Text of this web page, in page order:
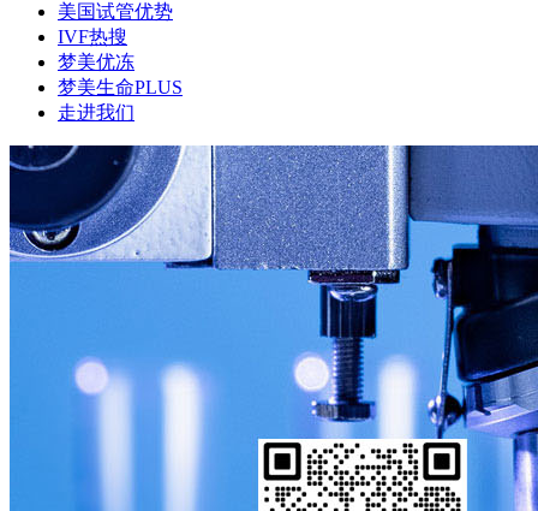
美国试管优势
IVF热搜
梦美优冻
梦美生命PLUS
走进我们